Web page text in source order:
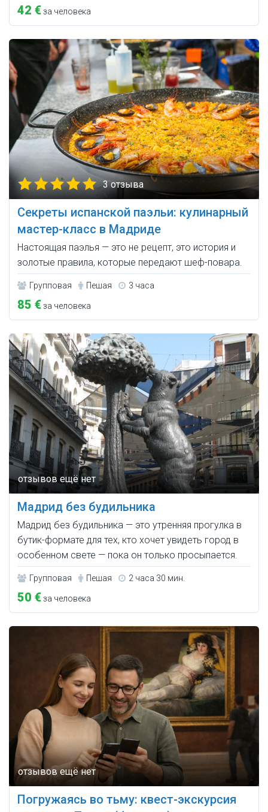
42 €за человека
3 отзыва
Секреты испанской паэльи: кулинарный
мастер-класс в Мадриде
Настоящая паэлья — это не рецепт, это история и
золотые правила, которые передают шеф-повара.
Групповая Пешая 3 часа
85 €за человека
Мадрид без будильника
Мадрид без будильника — это утренняя прогулка в
бутик-формате для тех, кто хочет увидеть город в
особенном свете — пока он только просыпается.
Групповая Пешая 2 часа 30 мин.
50 €за человека
Погружаясь во тьму: квест-экскурсия